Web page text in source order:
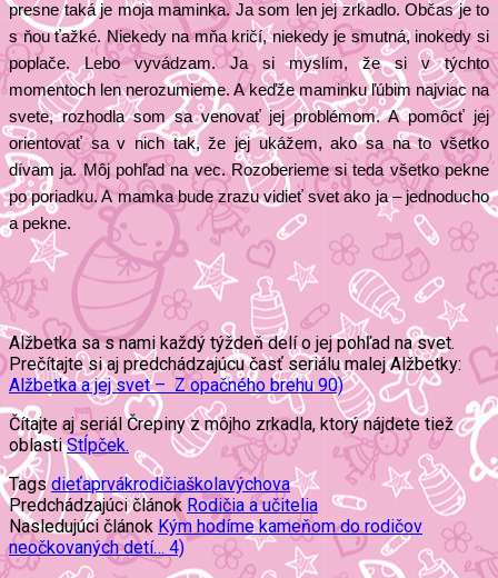
presne taká je moja maminka. Ja som len jej zrkadlo. Občas je to
s ňou ťažké. Niekedy na mňa kričí, niekedy je smutná, inokedy si
poplače. Lebo vyvádzam. Ja si myslím, že si v týchto
momentoch len nerozumieme. A keďže maminku ľúbim najviac na
svete, rozhodla som sa venovať jej problémom. A pomôcť jej
orientovať sa v nich tak, že jej ukážem, ako sa na to všetko
dívam ja. Môj pohľad na vec. Rozoberieme si teda všetko pekne
po poriadku. A mamka bude zrazu vidieť svet ako ja – jednoducho
a pekne.
Alžbetka sa s nami každý týždeň delí o jej pohľad na svet.
Prečítajte si aj predchádzajúcu časť seriálu malej Alžbetky:
Alžbetka a jej svet – Z opačného brehu 90)
Čítajte aj seriál Črepiny z môjho zrkadla, ktorý nájdete tiež
oblastiStĺpček.
Tags dieťaprvákrodičiaškolavýchova
Predchádzajúci článok Rodičia a učitelia
Nasledujúci článok Kým hodíme kameňom do rodičov
neočkovaných detí… 4)